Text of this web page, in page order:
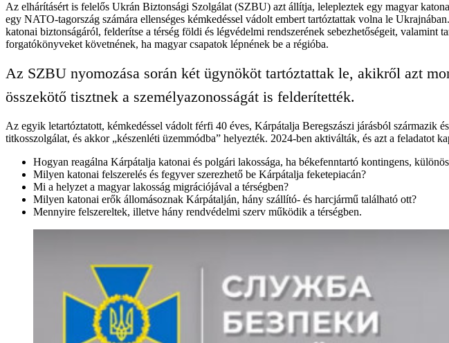
Az elhárításért is felelős Ukrán Biztonsági Szolgálat (SZBU) azt állítja, lelepleztek egy magyar
egy NATO-tagország számára ellenséges kémkedéssel vádolt embert tartóztattak volna le
katonai biztonságáról, felderítse a térség földi és légvédelmi rendszerének sebezhetőségeit,
forgatókönyveket követnének, ha magyar csapatok lépnének be a régióba.
Az SZBU nyomozása során két ügynököt tartóztattak le, akikről azt
összekötő tisztnek a személyazonosságát is felderítették.
Az egyik letartóztatott, kémkedéssel vádolt férfi 40 éves, Kárpátalja Beregszászi járásból származik
titkosszolgálat, és akkor „készenléti üzemmódba” helyezték. 2024-ben aktiválták, és azt a feladatot
Hogyan reagálna Kárpátalja katonai és polgári lakossága, ha békefenntartó kontingens,
Milyen katonai felszerelés és fegyver szerezhető be Kárpátalja feketepiacán?
Mi a helyzet a magyar lakosság migrációjával a térségben?
Milyen katonai erők állomásoznak Kárpátalján, hány szállító- és harcjármű található ott?
Mennyire felszereltek, illetve hány rendvédelmi szerv működik a térségben.